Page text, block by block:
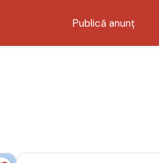
Publică anunț